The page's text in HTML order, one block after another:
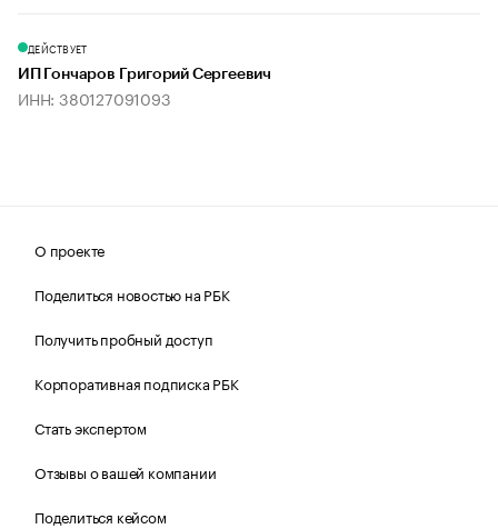
ДЕЙСТВУЕТ
ИП Гончаров Григорий Сергеевич
ИНН: 380127091093
О проекте
Поделиться новостью на РБК
Получить пробный доступ
Корпоративная подписка РБК
Стать экспертом
Отзывы о вашей компании
Поделиться кейсом